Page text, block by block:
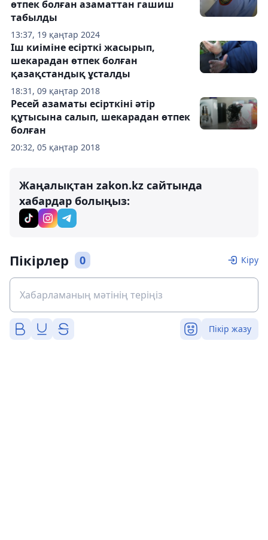
13:37, 19 қаңтар 2024
өтпек болған азаматтан гашиш
табылды
18:31, 09 қаңтар 2018
Іш киіміне есірткі жасырып,
шекарадан өтпек болған
қазақстандық ұсталды
20:32, 05 қаңтар 2018
Ресей азаматы есірткіні әтір
құтысына салып, шекарадан өтпек
болған
Жаңалықтан zakon.kz сайтында
хабардар болыңыз:
Пікірлер 0 Кіру
Пікір жазу